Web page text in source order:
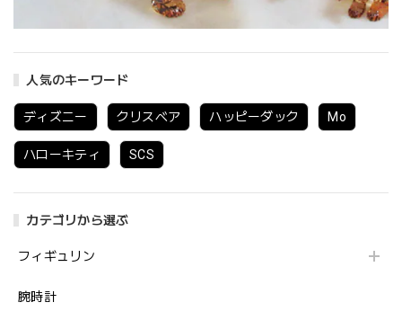
人気のキーワード
ディズニー クリスベア ハッピーダック Mo
ハローキティ SCS
カテゴリから選ぶ
フィギュリン
腕時計